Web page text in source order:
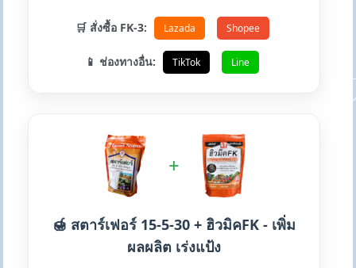
🛒 สั่งซื้อ FK-3: Lazada Shopee
📱 ช่องทางอื่น: TikTok Line
+
🍯 สตาร์เฟอร์ 15-5-30 + ฮิวมิคFK - เพิ่ม
ผลผลิต เร่งแป้ง